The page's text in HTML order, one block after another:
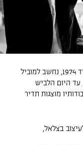
מלביש הבתים והאמן-מעצב גילי אונגר, יליד 1974, נחשב למוביל
היום הלביש
מוצגות תדיר
בצלאל,